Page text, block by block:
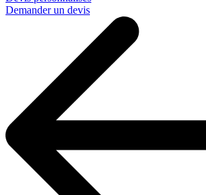
Demander un devis